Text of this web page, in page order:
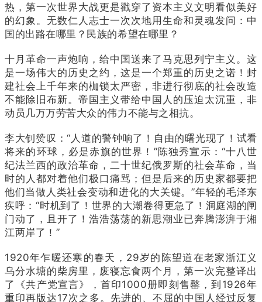
热，第一次世界大战更是戳穿了资本主义文明看似美好
的幻象。无数仁人志士一次次地用生命和灵魂发问：中
国的出路在哪里？民族的希望在哪里？
十月革命一声炮响，给中国送来了马克思列宁主义。这
是一场伟大的历史之约，这是一个郑重的历史之诺！封
建社会上千年来的枷锁太严密，非进行彻底的社会改造
不能除旧布新。帝国主义带给中国人的压迫太沉重，非
动员几万万劳苦大众的伟力不能与之相抗。
李大钊赞叹：“人道的警钟响了！自由的曙光现了！试看
将来的环球，必是赤旗的世界！”陈独秀宣示：“十八世
纪法兰西的政治革命，二十世纪俄罗斯的社会革命，当
时的人都对着他们极口痛骂；但是后来的历史家都要把
他们当做人类社会变动和进化的大关键。”年轻的毛泽东
疾呼：“时机到了！世界的大潮卷得更急了！洞庭湖的闸
门动了，且开了！浩浩荡荡的新思潮业已奔腾澎湃于湘
江两岸了！”
1920年乍暖还寒的春天，29岁的陈望道在老家浙江义
乌分水塘的柴房里，废寝忘食两个月，第一次完整译出
了《共产党宣言》，首印1000册即刻售罄，到1926年
重印再版达17次之多。先进的、不屈的中国人经过反复